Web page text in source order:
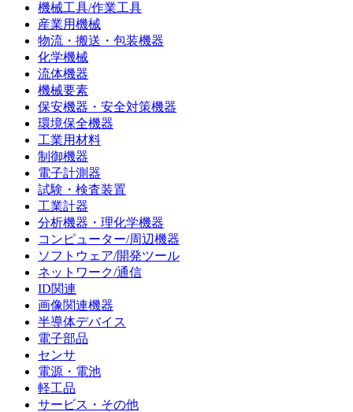
機械工具/作業工具
産業用機械
物流・搬送・包装機器
化学機械
流体機器
機械要素
保安機器・安全対策機器
環境保全機器
工業用材料
制御機器
電子計測器
試験・検査装置
工業計器
分析機器・理化学機器
コンピューター/周辺機器
ソフトウェア/開発ツール
ネットワーク/通信
ID関連
画像関連機器
半導体デバイス
電子部品
センサ
電源・電池
軽工品
サービス・その他